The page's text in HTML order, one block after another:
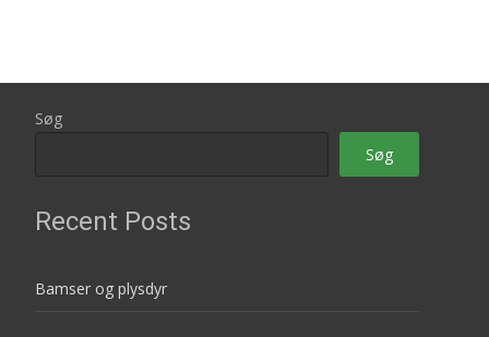
Søg
Søg
Recent Posts
Bamser og plysdyr